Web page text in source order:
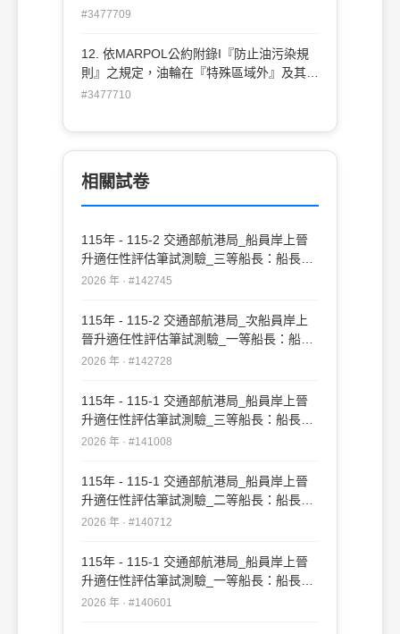
權，自 計算確定之日起，經過一年行使而
成日起 ，三年間不行使而消滅 (C)因碰撞所
生之請求權，自碰撞日算起，經過兩年不行
#3477709
12. 依MARPOL公約附錄I『防止油污染規
則』之規定，油輪在『特殊區域外』及其他
之規 定外，除非符合其所列的六項條件，
中有 一項規定是該輪距最近陸地在幾浬以
上？ (A)50浬 (B)60浬 (C)70浬 (D)80浬
#3477710
相關試卷
115年 - 115-2 交通部航港局_船員岸上晉
升適任性評估筆試測驗_三等船長：船長實
務#142745
2026 年 · #142745
115年 - 115-2 交通部航港局_次船員岸上
晉升適任性評估筆試測驗_一等船長：船長
實務#142728
2026 年 · #142728
115年 - 115-1 交通部航港局_船員岸上晉
升適任性評估筆試測驗_三等船長：船長實
務#141008
2026 年 · #141008
115年 - 115-1 交通部航港局_船員岸上晉
升適任性評估筆試測驗_二等船長：船長實
務#140712
2026 年 · #140712
115年 - 115-1 交通部航港局_船員岸上晉
升適任性評估筆試測驗_一等船長：船長實
務#140601
2026 年 · #140601